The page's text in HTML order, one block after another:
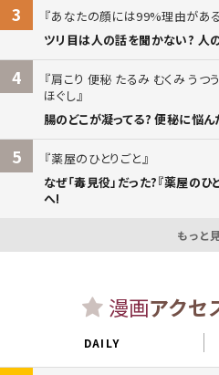
3
あなたの顔には99%理由がある
ツリ目は人の話を聞かない? 人
4
肩こり 便秘 たるみ むくみ うつ
ほぐし
腸のどこが凝ってる? 便秘に悩ん
5
薬屋のひとりごと
なぜ「毒見役」だった?『薬屋の
へ!
もっと
漫画アクセ
DAILY